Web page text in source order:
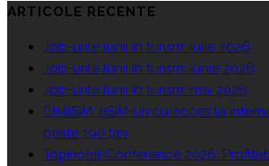
ARTICOLE RECENTE
Job-urile lunii în turism: iulie 2026
Job-urile lunii în turism: iunie 2026
Job-urile lunii în turism: mai 2026
ChillSIM: eSIM-uri cu acces la
peste 190 țări
TopHotel Conference 2026: